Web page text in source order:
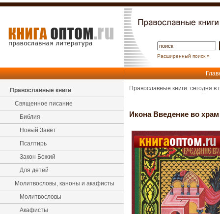
Расширенный поиск »
Православные книги
Священное писание
Библия
Новый Завет
Псалтирь
Закон Божий
Для детей
Молитвословы, каноны и акафисты
Молитвословы
Акафисты
Православные книги: сегодня
Икона Введение во